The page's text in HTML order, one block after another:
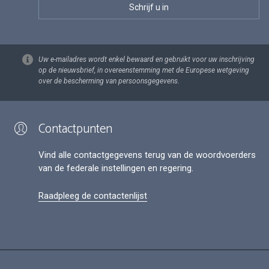
Uw e-mailadres wordt enkel bewaard en gebruikt voor uw inschrijving
op de nieuwsbrief, in overeenstemming met de Europese wetgeving
over de bescherming van persoonsgegevens.
Contactpunten
Vind alle contactgegevens terug van de woordvoerders
van de federale instellingen en regering.
Raadpleeg de contactenlijst